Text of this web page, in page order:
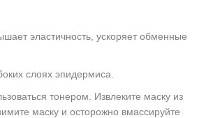
эластичность, ускоряет обменные
слоях эпидермиса.
тонером. Извлеките маску из
маску и осторожно вмассируйте